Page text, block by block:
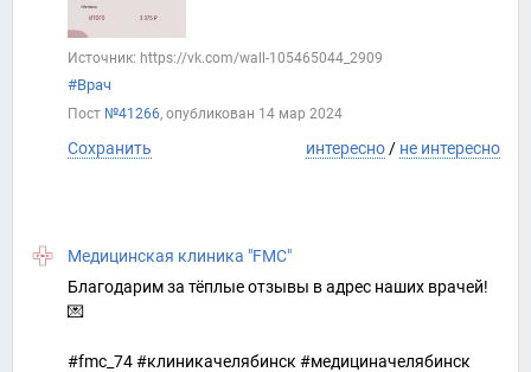
Источник: https://vk.com/wall-105465044_2909
#Врач
Пост №41266, опубликован 14 мар 2024
Сохранить интересно / не интересно
Медицинская клиника "FMC"
Благодарим за тёплые отзывы в адрес наших врачей!
💌
#fmc_74 #клиникачелябинск #медициначелябинск